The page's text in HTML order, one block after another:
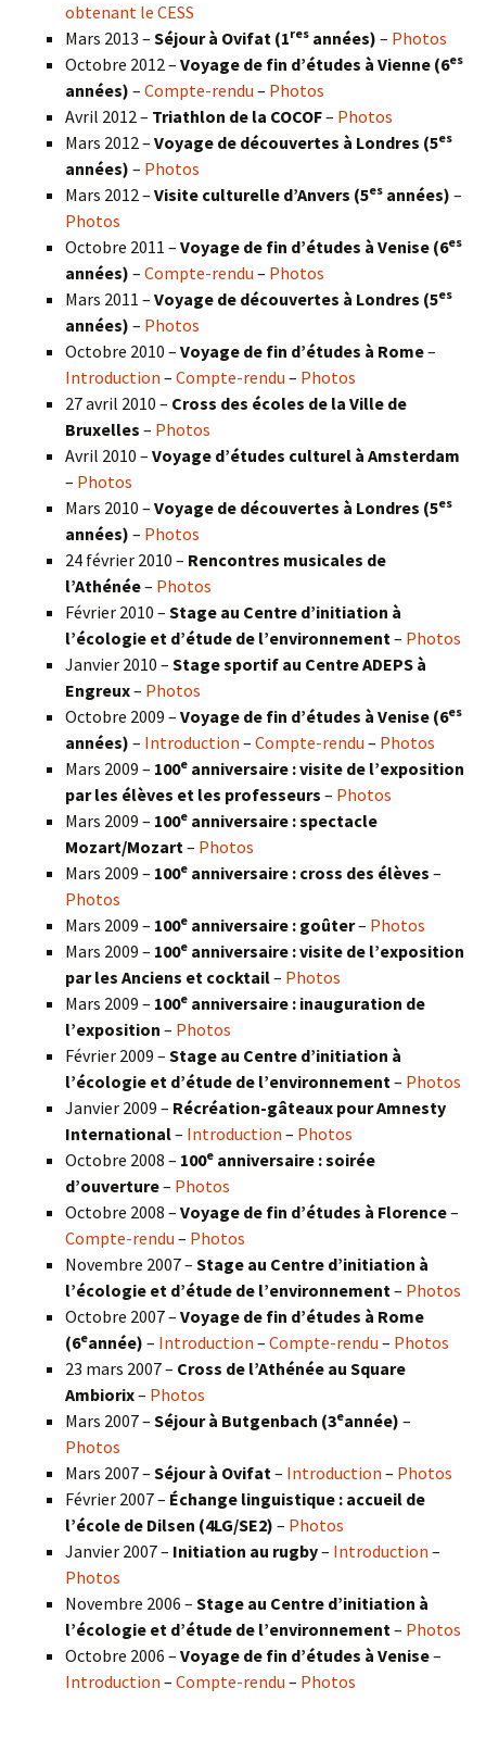
obtenant le CESS
Mars 2013 – Séjour à Ovifat (1res années) – Photos
Octobre 2012 – Voyage de fin d’études à Vienne (6es
années) – Compte-rendu – Photos
Avril 2012 – Triathlon de la COCOF– Photos
Mars 2012 – Voyage de découvertes à Londres (5es
années) – Photos
Mars 2012 – Visite culturelle d’Anvers (5es années) –
Photos
Octobre 2011 – Voyage de fin d’études à Venise (6es
années) – Compte-rendu – Photos
Mars 2011 – Voyage de découvertes à Londres (5es
années) – Photos
Octobre 2010 – Voyage de fin d’études à Rome–
Introduction – Compte-rendu – Photos
27 avril 2010 – Cross des écoles de la Ville de
Bruxelles – Photos
Avril 2010 – Voyage d’études culturel à Amsterdam
– Photos
Mars 2010 – Voyage de découvertes à Londres (5es
années) – Photos
24 février 2010 – Rencontres musicales de
l’Athénée– Photos
Février 2010 – Stage au Centre d’initiation à
l’écologie et d’étude de l’environnement– Photos
Janvier 2010 – Stage sportif au Centre ADEPS à
Engreux– Photos
Octobre 2009 – Voyage de fin d’études à Venise (6es
années) – Introduction – Compte-rendu – Photos
Mars 2009 – 100e anniversaire : visite de l’exposition
par les élèves et les professeurs – Photos
Mars 2009 – 100e anniversaire : spectacle
Mozart/Mozart– Photos
Mars 2009 – 100e anniversaire : cross des élèves –
Photos
Mars 2009 – 100e anniversaire : goûter– Photos
Mars 2009 – 100e anniversaire : visite de l’exposition
par les Anciens et cocktail– Photos
Mars 2009 – 100e anniversaire : inauguration de
l’exposition – Photos
Février 2009 – Stage au Centre d’initiation à
l’écologie et d’étude de l’environnement– Photos
Janvier 2009 – Récréation-gâteaux pour Amnesty
International– Introduction – Photos
Octobre 2008 – 100e anniversaire : soirée
d’ouverture– Photos
Octobre 2008 – Voyage de fin d’études à Florence–
Compte-rendu – Photos
Novembre 2007 – Stage au Centre d’initiation à
l’écologie et d’étude de l’environnement– Photos
Octobre 2007 – Voyage de fin d’études à Rome
(6eannée) – Introduction – Compte-rendu – Photos
23 mars 2007 – Cross de l’Athénée au Square
Ambiorix– Photos
Mars 2007 – Séjour à Butgenbach (3eannée) –
Photos
Mars 2007 – Séjour à Ovifat– Introduction – Photos
Février 2007 – Échange linguistique : accueil de
l’école de Dilsen (4LG/SE2) – Photos
Janvier 2007 – Initiation au rugby– Introduction –
Photos
Novembre 2006 – Stage au Centre d’initiation à
l’écologie et d’étude de l’environnement– Photos
Octobre 2006 – Voyage de fin d’études à Venise–
Introduction – Compte-rendu – Photos